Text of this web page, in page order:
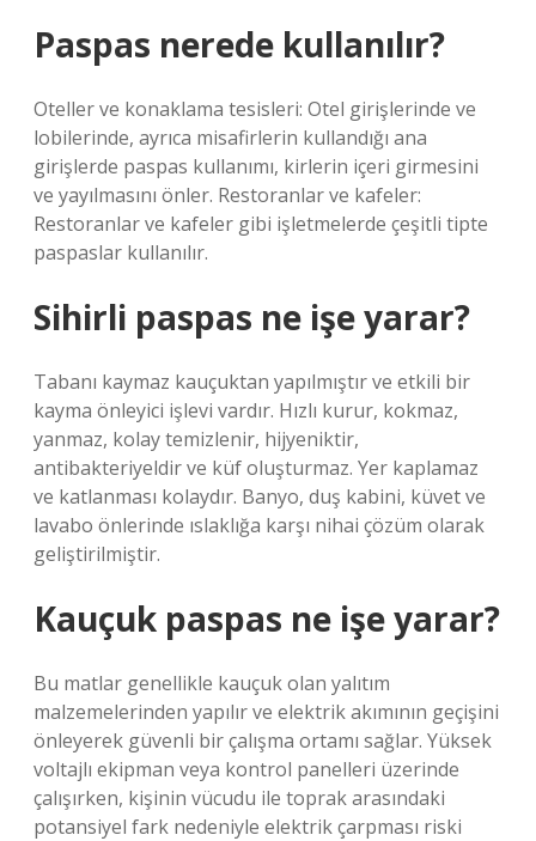
Paspas nerede kullanılır?
Oteller ve konaklama tesisleri: Otel girişlerinde ve
lobilerinde, ayrıca misafirlerin kullandığı ana
girişlerde paspas kullanımı, kirlerin içeri girmesini
ve yayılmasını önler. Restoranlar ve kafeler:
Restoranlar ve kafeler gibi işletmelerde çeşitli tipte
paspaslar kullanılır.
Sihirli paspas ne işe yarar?
Tabanı kaymaz kauçuktan yapılmıştır ve etkili bir
kayma önleyici işlevi vardır. Hızlı kurur, kokmaz,
yanmaz, kolay temizlenir, hijyeniktir,
antibakteriyeldir ve küf oluşturmaz. Yer kaplamaz
ve katlanması kolaydır. Banyo, duş kabini, küvet ve
lavabo önlerinde ıslaklığa karşı nihai çözüm olarak
geliştirilmiştir.
Kauçuk paspas ne işe yarar?
Bu matlar genellikle kauçuk olan yalıtım
malzemelerinden yapılır ve elektrik akımının geçişini
önleyerek güvenli bir çalışma ortamı sağlar. Yüksek
voltajlı ekipman veya kontrol panelleri üzerinde
çalışırken, kişinin vücudu ile toprak arasındaki
potansiyel fark nedeniyle elektrik çarpması riski